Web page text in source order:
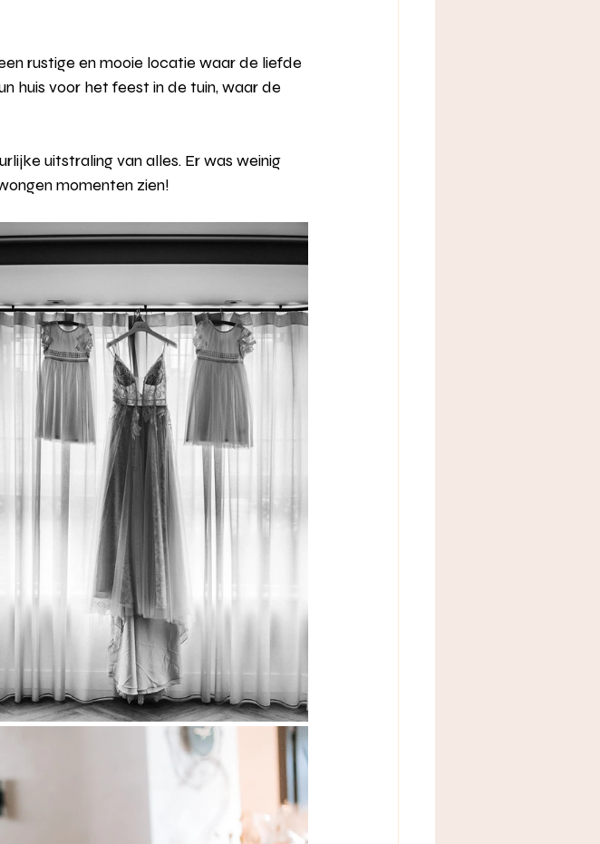
rustige en mooie locatie waar de liefde
huis voor het feest in de tuin, waar de
uitstraling van alles. Er was weinig
momenten zien!